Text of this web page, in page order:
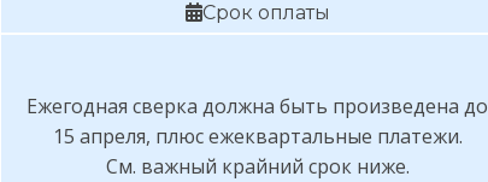
Срок оплаты
Ежегодная сверка должна быть произведена до
15 апреля, плюс ежеквартальные платежи.
См. важный крайний срок ниже.